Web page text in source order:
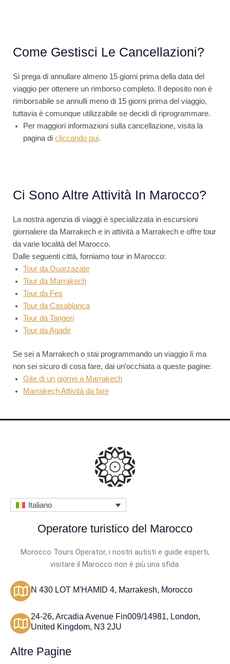
Come Gestisci Le Cancellazioni?
Si prega di annullare almeno 15 giorni prima della data del
viaggio per ottenere un rimborso completo. Il deposito non è
rimborsabile se annulli meno di 15 giorni prima del viaggio,
tuttavia è comunque utilizzabile se decidi di riprogrammare.
Per maggiori informazioni sulla cancellazione, visita la
pagina di cliccando qui.
Ci Sono Altre Attività In Marocco?
La nostra agenzia di viaggi è specializzata in escursioni
giornaliere da Marrakech e in attività a Marrakech e offre tour
da varie località del Marocco.
Dalle seguenti città, forniamo tour in Marocco:
Tour da Ouarzazate
Tour da Marrakech
Tour da Fes
Tour da Casablanca
Tour da Tangeri
Tour da Agadir
Se sei a Marrakech o stai programmando un viaggio lì ma
non sei sicuro di cosa fare, dai un’occhiata a queste pagine:
Gite di un giorno a Marrakech
Marrakech Attività da fare
Italiano
Operatore turistico del Marocco
Morocco Tours Operator, i nostri autisti e guide esperti,
visitare il Marocco non è più una sfida.
N 430 LOT M'HAMID 4, Marrakesh, Morocco
24-26, Arcadia Avenue Fin009/14981, London,
United Kingdom, N3 2JU
Altre Pagine